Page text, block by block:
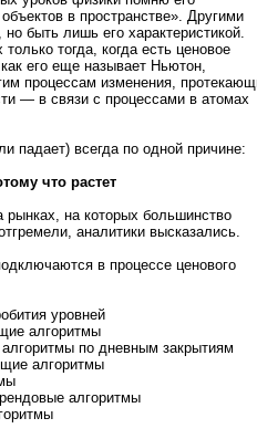
в пространстве». Другими
быть лишь его характеристикой.
тогда, когда есть ценовое
его еще называет Ньютон,
процессам изменения,
— в связи с процессами в атомах
падает) всегда по одной причине:
что растет
рынках, на которых большинство
отгремели, аналитики высказались.
в процессе ценового
уровней
алгоритмы
по дневным закрытиям
алгоритмы
алгоритмы